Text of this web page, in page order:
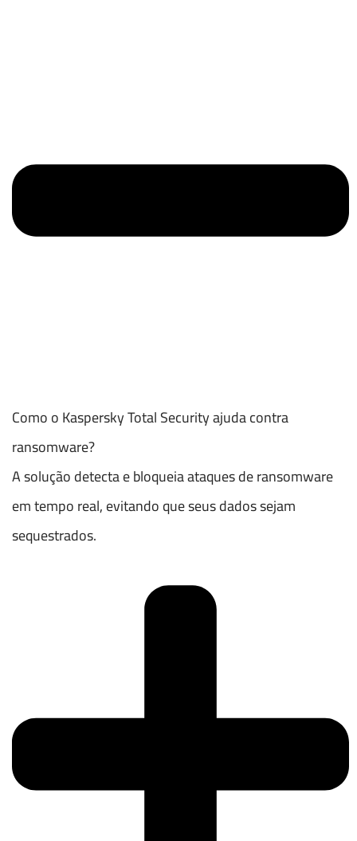
Como o Kaspersky Total Security ajuda contra
ransomware?
A solução detecta e bloqueia ataques de ransomware
em tempo real, evitando que seus dados sejam
sequestrados.